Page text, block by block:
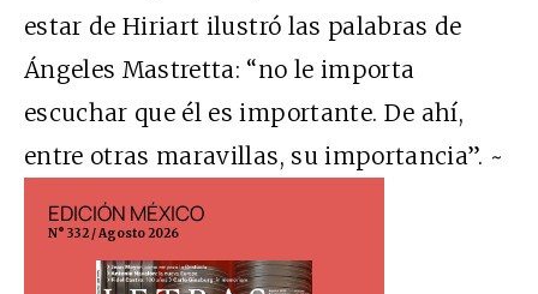
estar de Hiriart ilustró las palabras de
Ángeles Mastretta: “no le importa
escuchar que él es importante. De ahí,
entre otras maravillas, su importancia”. ~
EDICIÓN MÉXICO
N° 332 / Agosto 2026